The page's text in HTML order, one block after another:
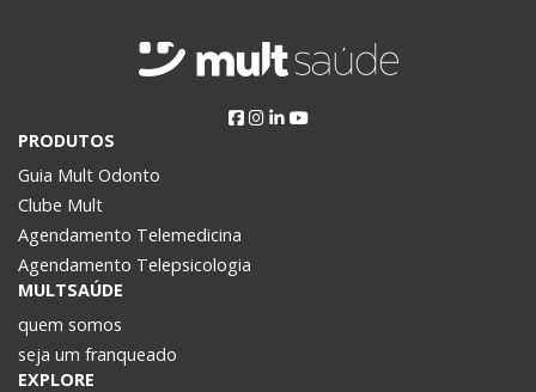
PRODUTOS
Guia Mult Odonto
Clube Mult
Agendamento Telemedicina
Agendamento Telepsicologia
MULTSAÚDE
quem somos
seja um franqueado
EXPLORE